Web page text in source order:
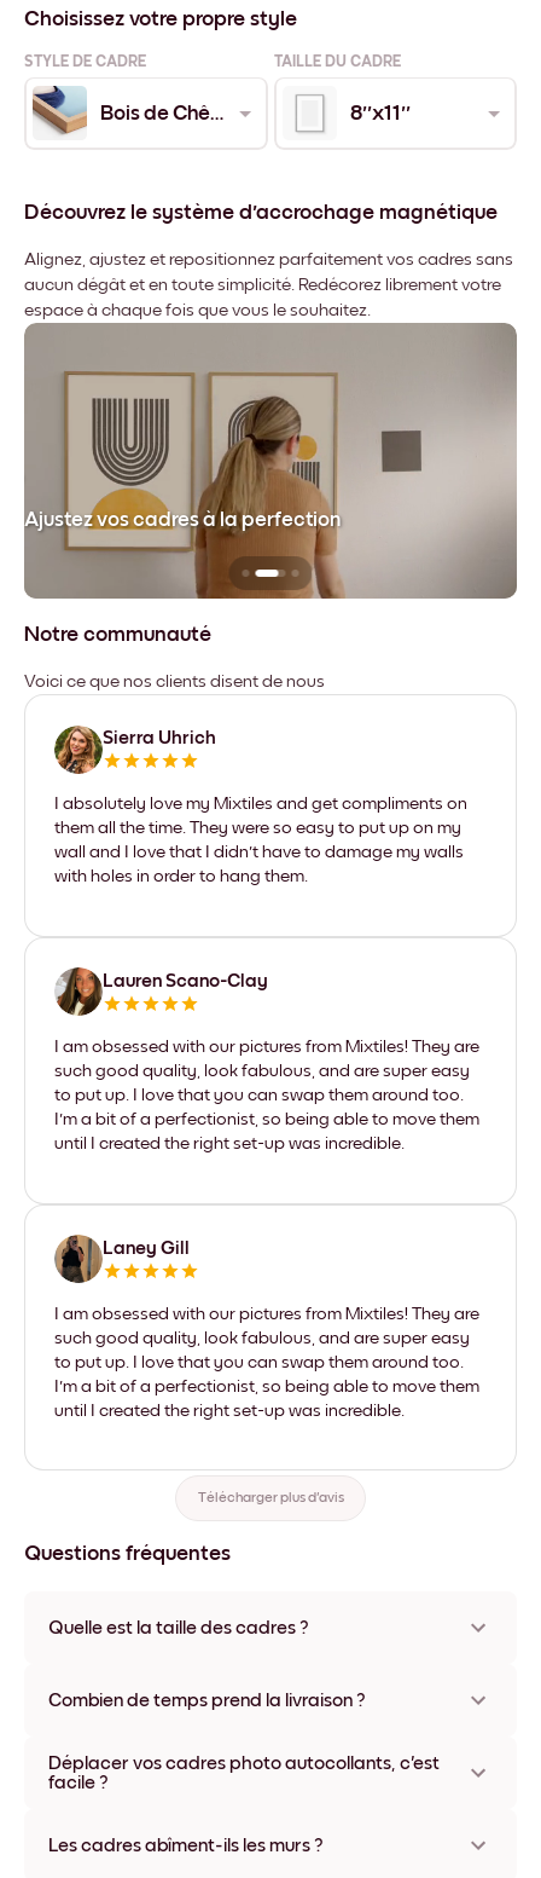
Choisissez votre propre style
STYLE DE CADRE TAILLE DU CADRE
Bois de Chêne 8''x11''
Découvrez le système d'accrochage magnétique
Alignez, ajustez et repositionnez parfaitement vos cadres sans
aucun dégât et en toute simplicité. Redécorez librement votre
espace à chaque fois que vous le souhaitez.
Ajustez vos cadres à la perfection
Notre communauté
Voici ce que nos clients disent de nous
Sierra Uhrich
I absolutely love my Mixtiles and get compliments on
them all the time. They were so easy to put up on my
wall and I love that I didn't have to damage my walls
with holes in order to hang them.
Lauren Scano-Clay
I am obsessed with our pictures from Mixtiles! They are
such good quality, look fabulous, and are super easy
to put up. I love that you can swap them around too.
I'm a bit of a perfectionist, so being able to move them
until I created the right set-up was incredible.
Laney Gill
I am obsessed with our pictures from Mixtiles! They are
such good quality, look fabulous, and are super easy
to put up. I love that you can swap them around too.
I'm a bit of a perfectionist, so being able to move them
until I created the right set-up was incredible.
Télécharger plus d'avis
Questions fréquentes
Quelle est la taille des cadres ?
matériaux et coloris disponibles, y compris sans cadre ou en
Combien de temps prend la livraison ?
généralement une semaine. Livraison express possible dans
certains pays. Un numéro de suivi accompagne chaque
Déplacer vos cadres photo autocollants, c'est
facile ?
l'infini, sans abîmer vos murs.
Les cadres abîment-ils les murs ?